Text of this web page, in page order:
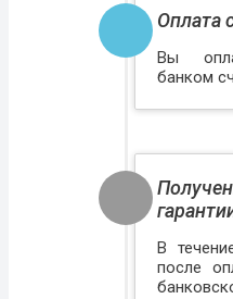
Оплата
Вы
банком
В
после